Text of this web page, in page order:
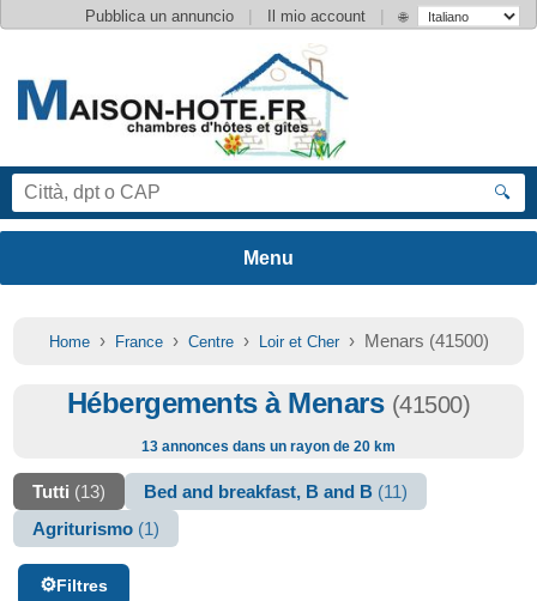
Pubblica un annuncio | Il mio account | 🌐
🔍
Home› France› Centre› Loir et Cher› Menars (41500)
Hébergements à Menars (41500)
13 annonces dans un rayon de 20 km
Tutti (13) Bed and breakfast, B and B (11)
Agriturismo (1)
Filtres